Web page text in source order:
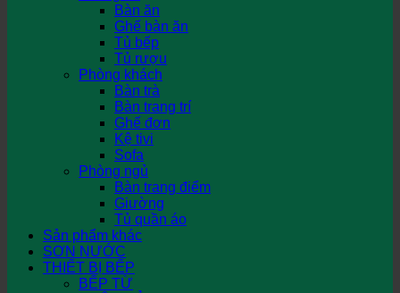
Bàn ăn
Ghế bàn ăn
Tủ bếp
Tủ rượu
Phòng khách
Bàn trà
Bàn trang trí
Ghế đơn
Kệ tivi
Sofa
Phòng ngủ
Bàn trang điểm
Giường
Tủ quần áo
Sản phẩm khác
SƠN NƯỚC
THIẾT BỊ BẾP
BẾP TỪ